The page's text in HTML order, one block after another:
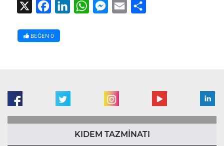
FacebookLinkedInWhatsAppMessenger
Email
BEĞEN 0
KIDEM TAZMİNATI